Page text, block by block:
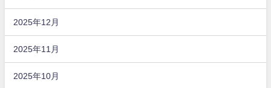
2025年12月
2025年11月
2025年10月